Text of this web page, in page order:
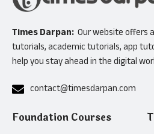
Times Darpan: Our website offers
tutorials, academic tutorials, app
help you stay ahead in the digital
contact@timesdarpan.com
Foundation Courses